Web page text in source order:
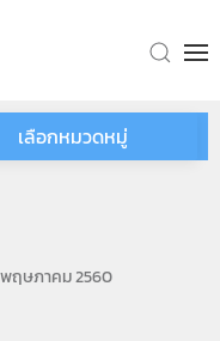
เลือกหมวดหมู่
พฤษภาคม 2560